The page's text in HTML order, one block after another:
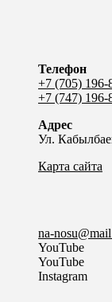
Телефон
+7 (705) 196-
+7 (747) 196-
Адрес
Ул.
Карта сайта
na-
YouTube
YouTube
Instagram